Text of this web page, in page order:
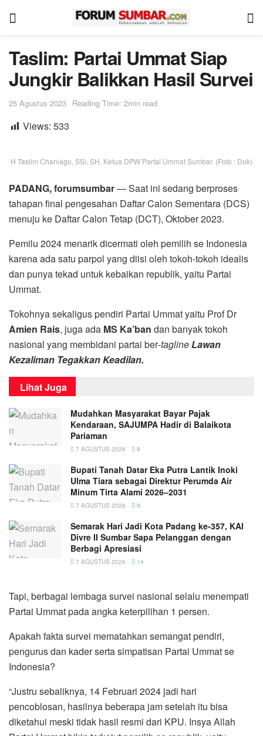
Taslim: Partai Ummat Siap
Jungkir Balikkan Hasil Survei
25 Agustus 2023 Reading Time: 2min read
Views: 533
H Taslim Chaniago, SSi, SH, Ketua DPW Partai Ummat Sumbar. (Foto : Dok)
PADANG, forumsumbar— Saat ini sedang berproses
tahapan final pengesahan Daftar Calon Sementara (DCS)
menuju ke Daftar Calon Tetap (DCT), Oktober 2023.
Pemilu 2024 menarik dicermati oleh pemilih se Indonesia
karena ada satu parpol yang diisi oleh tokoh-tokoh idealis
dan punya tekad untuk kebaikan republik, yaitu Partai
Ummat.
Tokohnya sekaligus pendiri Partai Ummat yaitu Prof Dr
Amien Rais, juga ada MS Ka’ban dan banyak tokoh
nasional yang membidani partai ber-taglineLawan
Kezaliman Tegakkan Keadilan.
Lihat Juga
Mudahkan Masyarakat Bayar Pajak
Kendaraan, SAJUMPA Hadir di Balaikota
Pariaman
7 AGUSTUS 2026 9
Bupati Tanah Datar Eka Putra Lantik Inoki
Ulma Tiara sebagai Direktur Perumda Air
Minum Tirta Alami 2026–2031
7 AGUSTUS 2026 9
Semarak Hari Jadi Kota Padang ke-357, KAI
Divre II Sumbar Sapa Pelanggan dengan
Berbagi Apresiasi
7 AGUSTUS 2026 14
Tapi, berbagai lembaga survei nasional selalu menempati
Partai Ummat pada angka keterpilihan 1 persen.
Apakah fakta survei mematahkan semangat pendiri,
pengurus dan kader serta simpatisan Partai Ummat se
Indonesia?
“Justru sebaliknya, 14 Februari 2024 jadi hari
pencoblosan, hasilnya beberapa jam setelah itu bisa
diketahui meski tidak hasil resmi dari KPU. Insya Allah